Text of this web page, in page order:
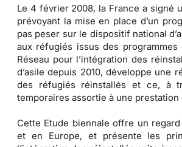
Le 4 février 2008, la France a signé
prévoyant la mise en place d’un
pas peser sur le dispositif national
aux réfugiés issus des programmes
Réseau pour l’intégration des
d’asile depuis 2010, développe une
des réfugiés réinstallés et ce, à
temporaires assortie à une
Cette Etude biennale offre un
et en Europe, et présente les